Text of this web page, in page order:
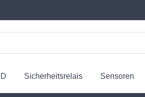
Sicherheitsrelais Sensoren